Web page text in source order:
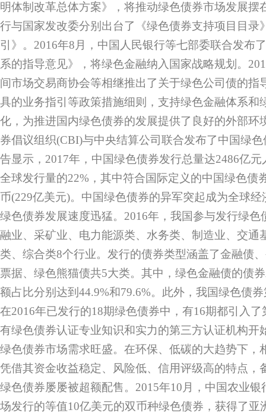
明体制改革总体方案》，将推动绿色债券市场发展摆
行与国家发改委分别出台了《绿色债券支持项目目录
引》。2016年8月，中国人民银行等七部委联合发布
系的指导意见》，将绿色金融纳入国家战略规划。
间市场交易商协会等相继推出了关于绿色公司债的指
具的业务指引等政策措施细则，支持绿色金融体系和
化，为推进国内绿色债券的发展提供了良好的外部环
券倡议组织(CBI)与中央结算公司联合发布了中国绿
告显示，2017年，中国绿色债券发行总量达2486亿
全球发行量的22%，其中符合国际定义的中国绿色债
币(229亿美元)。中国绿色债券的异军突起成为全球
绿色债券发展速度迅猛。2016年，我国参与发行绿色
融业、采矿业、电力能源类、水务类、制造业、交通
类、综合类8个行业。发行的债券类型涵盖了金融债
票据、绿色熊猫债共5大类。其中，绿色金融债的债
额占比分别达到44.9%和79.6%。此外，我国绿色债
在2016年已发行的18期绿色债券中，有16期都引入
有绿色债券认证专业知识和实力的第三方认证机构开
绿色债券市场需求旺盛。在环保、低碳的大趋势下，
凭借其资金收益稳定、风险低、信用评级高的特点，
绿色债券屡屡被超额配售。2015年10月，中国农业
场发行的等值10亿美元的双币种绿色债券，获得了亚